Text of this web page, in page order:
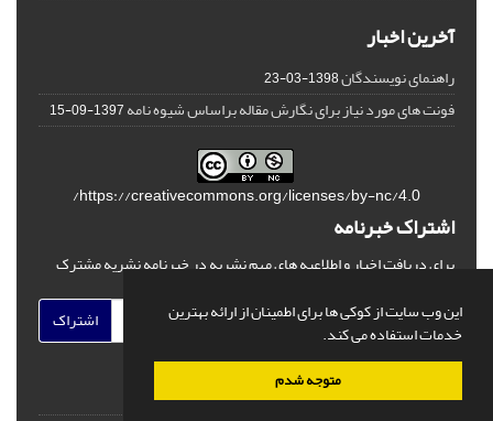
این وب سایت از کوکی ها برای اطمینان از ارائه بهترین
خدمات استفاده می کند.
متوجه شدم
آخرین اخبار
راهنمای نویسندگان1398-03-23
فونت های مورد نیاز برای نگارش مقاله براساس شیوه نامه1397-09-15
https://creativecommons.org/licenses/by-nc/4.0/
اشتراک خبرنامه
برای دریافت اخبار و اطلاعیه های مهم نشریه در خبرنامه نشریه مشترک
اشتراک